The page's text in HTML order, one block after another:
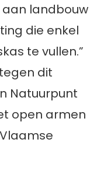
landbouw
die enkel
te vullen.”
dit
Natuurpunt
open armen